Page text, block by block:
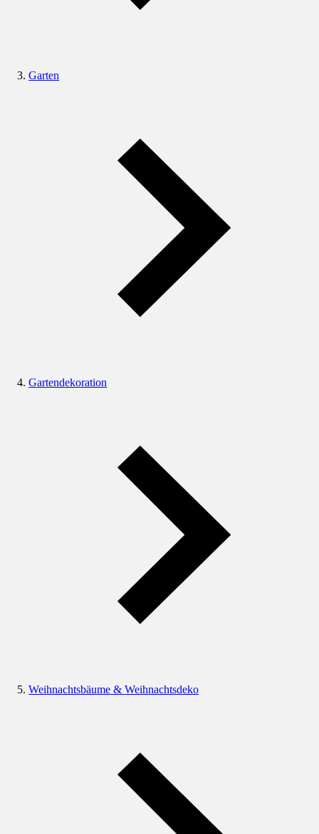
Garten
Gartendekoration
Weihnachtsbäume & Weihnachtsdeko